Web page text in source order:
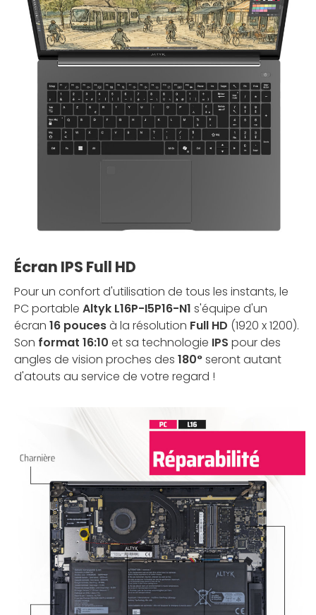
Écran IPS Full HD
Pour un confort d'utilisation de tous les instants, le
PC portable Altyk L16P-I5P16-N1 s'équipe d'un
écran 16 poucesà la résolution Full HD (1920 x 1200).
Son format 16:10 et sa technologie IPS pour des
angles de vision proches des 180°seront autant
d'atouts au service de votre regard !